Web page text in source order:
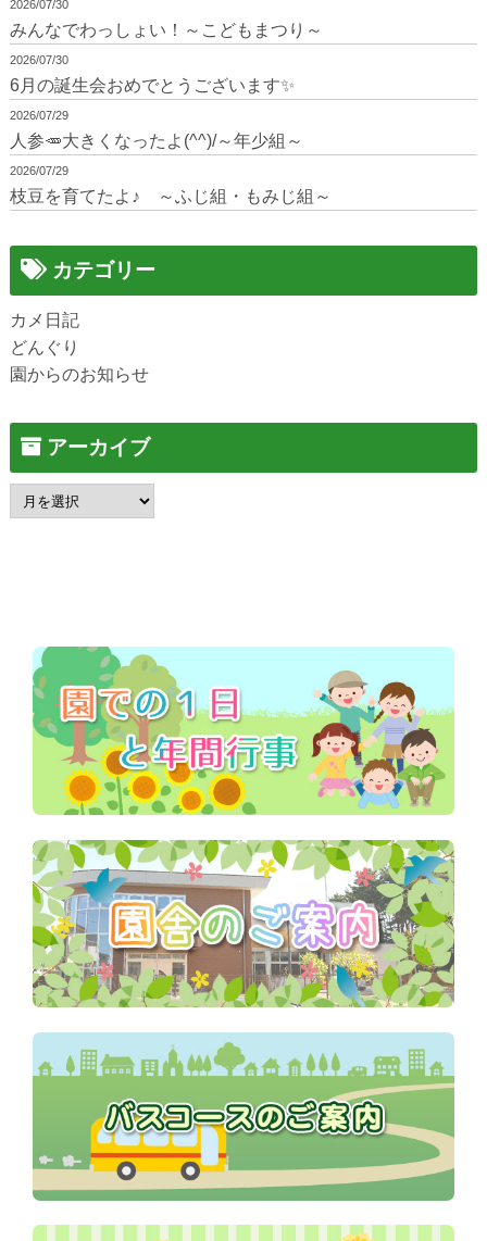
2026/07/30
みんなでわっしょい！～こどもまつり～
2026/07/30
6月の誕生会おめでとうございます✨
2026/07/29
人参🥕大きくなったよ(^^)/～年少組～
2026/07/29
枝豆を育てたよ♪ ～ふじ組・もみじ組～
カテゴリー
カメ日記
どんぐり
園からのお知らせ
アーカイブ